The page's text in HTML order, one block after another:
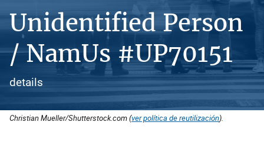
Unidentified Person
/ NamUs #UP70151
details
Christian Mueller/Shutterstock.com (ver política de reutilización).